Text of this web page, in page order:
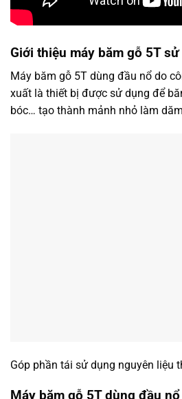
Giới thiệu máy băm gỗ 5T
Máy băm gỗ 5T dùng đầu nổ do
xuất là thiết bị được sử dụng để
bóc… tạo thành mảnh nhỏ làm
Góp phần tái sử dụng nguyên liệu
Máy băm gỗ 5T dùng đầu